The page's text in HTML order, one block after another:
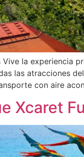
Vive la experiencia
las atracciones
con aire
Xcaret